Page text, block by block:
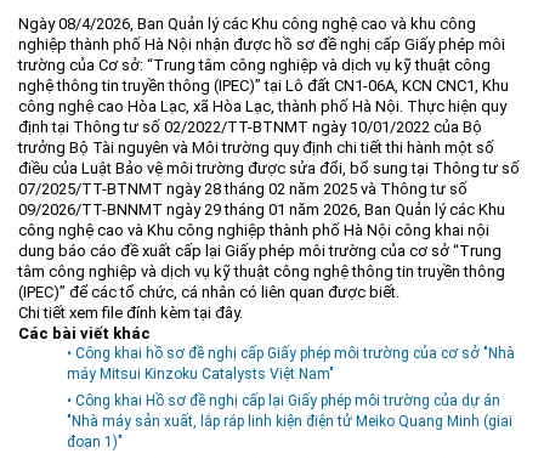
Chức năng, nhiệm vụ
Hợp tác quốc tế
Đào tạo và Nghiên cứu
Cách mạng công nghiệp lần thứ 4
Cơ sở hạ tầng
Cơ chế ưu đãi đầu tư
Cơ chế Một cửa
Nguồn nhân lực
Hướng dẫn đầu tư
Trình tự, thủ tục đầu tư
Tiêu chí đầu tư
Lĩnh vực đầu tư
Quản lý và vận hành dự án đầu tư
Văn bản pháp luật
Các thủ tục hành chính
Doanh nghiệp
Đất đai
Đầu tư
Khu CNC Hòa Lạc
Lao động
Môi trường
Quy hoạch - Xây dựng
Ưu đãi đầu tư
Công nghệ và Sản phẩm
Thông báo ▼
Thông báo chung
Tuyển dụng
Công khai ngân sách
Dữ liệu mở
FAQs
Liên hệ - Liên kết ▼
Liên kết
Liên hệ
Ngày 08/4/2026, Ban Quản lý các Khu công nghệ cao và khu công
nghiệp thành phố Hà Nội nhận được hồ sơ đề nghị cấp Giấy phép môi
trường của Cơ sở: “Trung tâm công nghiệp và dịch vụ kỹ thuật công
nghệ thông tin truyền thông (IPEC)” tại Lô đất CN1-06A, KCN CNC1, Khu
công nghệ cao Hòa Lạc, xã Hòa Lạc, thành phố Hà Nội. Thực hiện quy
định tại Thông tư số 02/2022/TT-BTNMT ngày 10/01/2022 của Bộ
trưởng Bộ Tài nguyên và Môi trường quy định chi tiết thi hành một số
điều của Luật Bảo vệ môi trường được sửa đổi, bổ sung tại Thông tư số
07/2025/TT-BTNMT ngày 28 tháng 02 năm 2025 và Thông tư số
09/2026/TT-BNNMT ngày 29 tháng 01 năm 2026, Ban Quản lý các Khu
công nghệ cao và Khu công nghiệp thành phố Hà Nội công khai nội
dung báo cáo đề xuất cấp lại Giấy phép môi trường của cơ sở “Trung
tâm công nghiệp và dịch vụ kỹ thuật công nghệ thông tin truyền thông
(IPEC)” để các tổ chức, cá nhân có liên quan được biết.
Chi tiết xem file đính kèm tại đây.
Các bài viết khác
• Công khai hồ sơ đề nghị cấp Giấy phép môi trường của cơ sở "Nhà
máy Mitsui Kinzoku Catalysts Việt Nam"
• Công khai Hồ sơ đề nghị cấp lại Giấy phép môi trường của dự án
"Nhà máy sản xuất, lắp ráp linh kiện điện tử Meiko Quang Minh (giai
đoạn 1)"